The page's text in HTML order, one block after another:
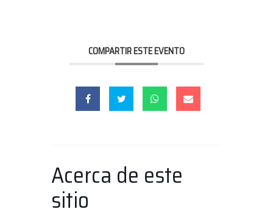
COMPARTIR ESTE EVENTO
Acerca de este
sitio